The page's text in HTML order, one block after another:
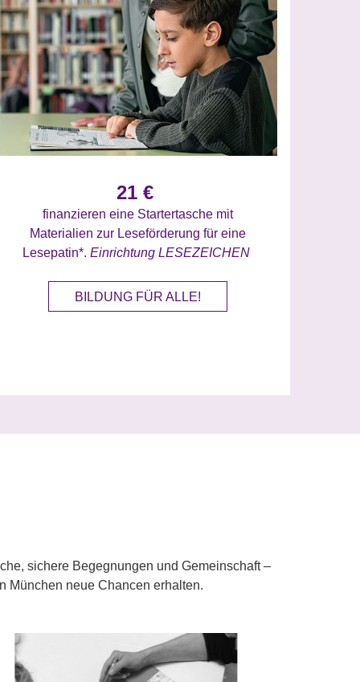
21 €
finanzieren eine Startertasche mit
Materialien zur Leseförderung für eine
Lesepatin*. Einrichtung LESEZEICHEN
BILDUNG FÜR ALLE!
sichere Begegnungen und Gemeinschaft –
München neue Chancen erhalten.